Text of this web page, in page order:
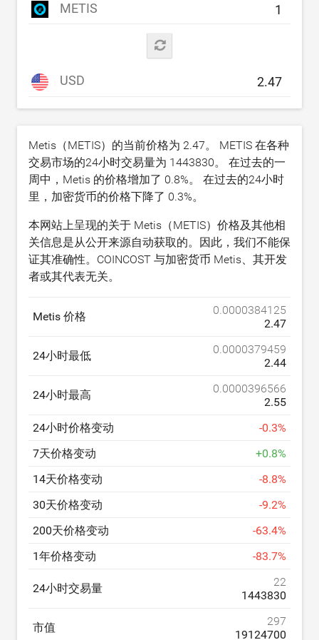
METIS
USD
Metis（METIS）的当前价格为 2.47。 METIS 在各种
交易市场的24小时交易量为 1443830。 在过去的一
周中，Metis 的价格增加了 0.8%。 在过去的24小时
里，加密货币的价格下降了 0.3%。
本网站上呈现的关于 Metis（METIS）价格及其他相
关信息是从公开来源自动获取的。因此，我们不能保
证其准确性。COINCOST 与加密货币 Metis、其开发
者或其代表无关。
Metis 价格
0.0000384125
2.47
24小时最低
0.0000379459
2.44
24小时最高
0.0000396566
2.55
24小时价格变动
-0.3%
7天价格变动
+0.8%
14天价格变动
-8.8%
30天价格变动
-9.2%
200天价格变动
-63.4%
1年价格变动
-83.7%
24小时交易量
22
1443830
市值
297
19124700